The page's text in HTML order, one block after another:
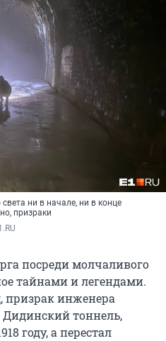
ни в начале, ни в конце
призраки
посреди молчаливого
тайнами и легендами.
призрак инженера
Дидинский тоннель,
году, а перестал